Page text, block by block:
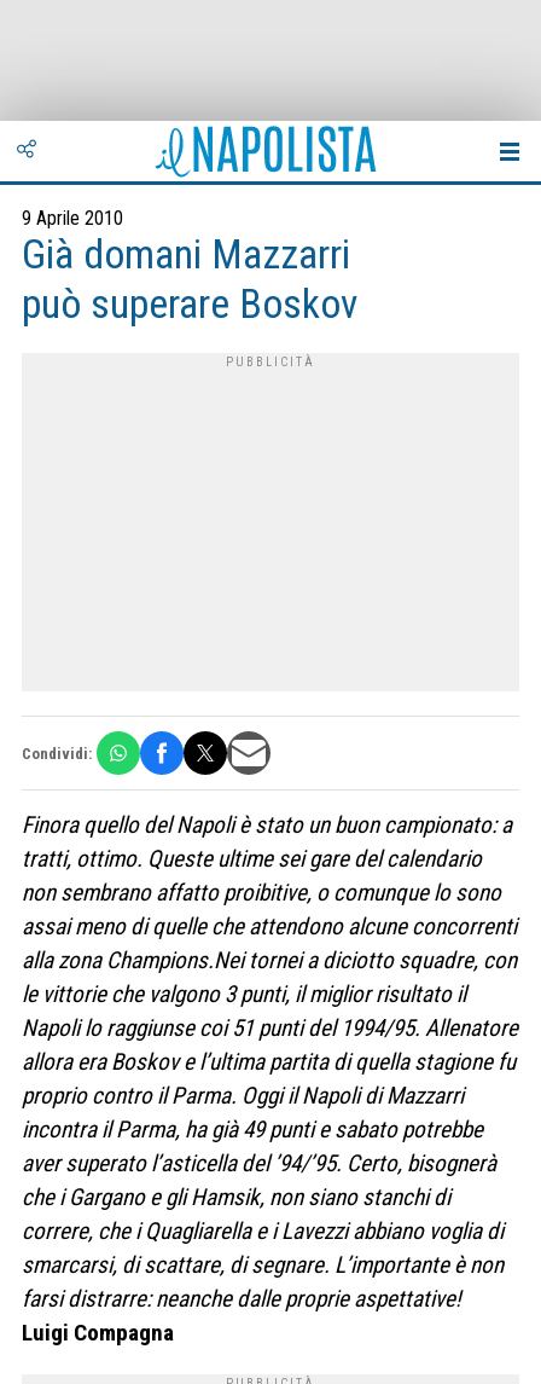
9 Aprile 2010
Già domani Mazzarri
può superare Boskov
Condividi:
Finora quello del Napoli è stato un buon campionato: a
tratti, ottimo. Queste ultime sei gare del calendario
non sembrano affatto proibitive, o comunque lo sono
assai meno di quelle che attendono alcune concorrenti
alla zona Champions.Nei tornei a diciotto squadre, con
le vittorie che valgono 3 punti, il miglior risultato il
Napoli lo raggiunse coi 51 punti del 1994/95. Allenatore
allora era Boskov e l’ultima partita di quella stagione fu
proprio contro il Parma. Oggi il Napoli di Mazzarri
incontra il Parma, ha già 49 punti e sabato potrebbe
aver superato l’asticella del ’94/’95. Certo, bisognerà
che i Gargano e gli Hamsik, non siano stanchi di
correre, che i Quagliarella e i Lavezzi abbiano voglia di
smarcarsi, di scattare, di segnare. L’importante è non
farsi distrarre: neanche dalle proprie aspettative!
Luigi Compagna